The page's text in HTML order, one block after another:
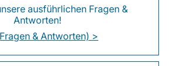
ausführlichen Fragen &
Antworten!
& Antworten) >